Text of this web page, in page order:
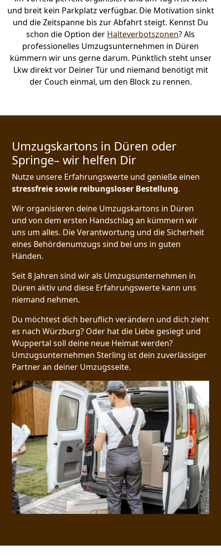
und breit kein Parkplatz verfügbar. Die Motivation sinkt
und die Zeitspanne bis zur Abfahrt steigt. Kennst Du
schon die Option der Halteverbotszonen? Als
professionelles Umzugsunternehmen in Düren
kümmern wir uns gerne darum. Pünktlich steht unser
Lkw direkt vor Deiner Tür und niemand benötigt mit
der Couch einmal, um den Block zu rennen.
Umzugskartons in Düren oder
Springe– wir helfen Dir
Nutze unsere Erfahrungswerte und genieße einen
stressfreie sowie reibungsloser Bestellung.
Wir organisieren deine Umzugskartons in Düren
und von dem ersten Handschlag an kümmern wir
uns um alles. Die Verantwortung und die Sicherheit
eines Behördenumzugs sind bei uns in guten
Händen.
Seit 8 Jahren sind wir als Umzugsunternehmen in
Düren aktiv und diese Erfahrungswerte kann uns
niemand nehmen.
Du möchtest dich beruflich verändern und dich zieht
es nach Würzburg? Oder hat die Liebe gesiegt und
Wuppertal soll deine neue Heimat werden?
Umzugsunternehmen Sterling ist dein zuverlässiger
Partner an deiner Umzugsseite.